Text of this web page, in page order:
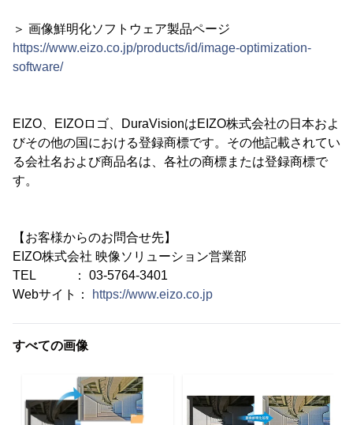
＞ 画像鮮明化ソフトウェア製品ページ
https://www.eizo.co.jp/products/id/image-optimization-
software/
EIZO、EIZOロゴ、DuraVisionはEIZO株式会社の日本およ
びその他の国における登録商標です。その他記載されてい
る会社名および商品名は、各社の商標または登録商標で
す。
【お客様からのお問合せ先】
EIZO株式会社 映像ソリューション営業部
TEL ： 03-5764-3401
Webサイト：
https://www.eizo.co.jp
すべての画像